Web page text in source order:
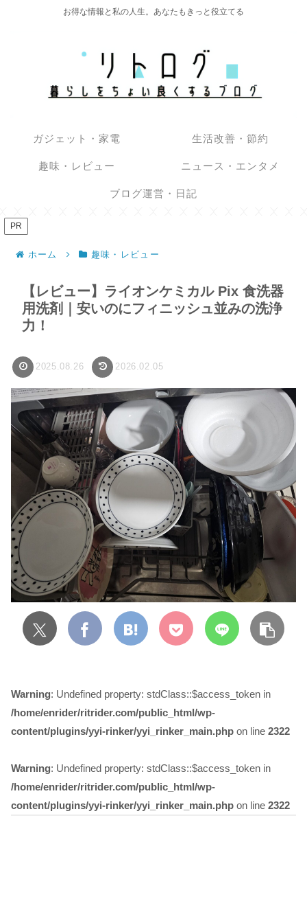
お得な情報と私の人生。あなたもきっと役立てる
ガジェット・家電 生活改善・節約
趣味・レビュー ニュース・エンタメ
ブログ運営・日記
PR
ホーム 趣味・レビュー
【レビュー】ライオンケミカル Pix 食洗器
用洗剤｜安いのにフィニッシュ並みの洗浄
力！
2025.08.26 2026.02.05
Warning: Undefined property: stdClass::$access_token in
/home/enrider/ritrider.com/public_html/wp-
content/plugins/yyi-rinker/yyi_rinker_main.php on line 2322
Warning: Undefined property: stdClass::$access_token in
/home/enrider/ritrider.com/public_html/wp-
content/plugins/yyi-rinker/yyi_rinker_main.php on line 2322